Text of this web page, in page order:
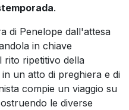
.
di Penelope dall'attesa
in chiave
rito ripetitivo della
un atto di preghiera e di
compie un viaggio su
le diverse